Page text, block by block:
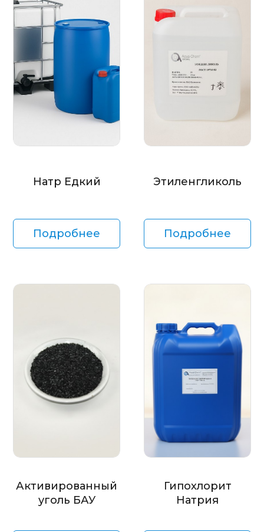
Натр Едкий
Подробнее
Этиленгликоль
Подробнее
Активированный
уголь БАУ
Гипохлорит
Натрия